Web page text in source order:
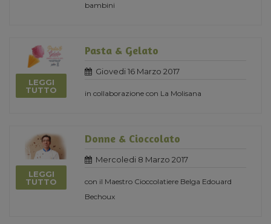
bambini
LEGGI
TUTTO
Pasta & Gelato
Giovedi 16 Marzo 2017
in collaborazione con La Molisana
LEGGI
TUTTO
Donne & Cioccolato
Mercoledi 8 Marzo 2017
con il Maestro Cioccolatiere Belga Edouard
Bechoux